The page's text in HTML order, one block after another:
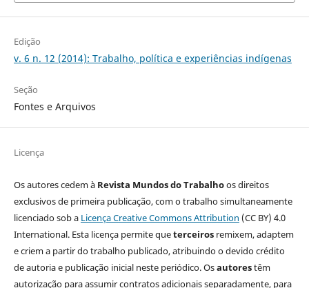
Edição
v. 6 n. 12 (2014): Trabalho, política e experiências indígenas
Seção
Fontes e Arquivos
Licença
Os autores cedem à Revista Mundos do Trabalhoos direitos
exclusivos de primeira publicação, com o trabalho simultaneamente
licenciado sob a Licença Creative Commons Attribution (CC BY) 4.0
International. Esta licença permite queterceirosremixem, adaptem
e criem a partir do trabalho publicado, atribuindo o devido crédito
de autoria e publicação inicial neste periódico. Osautorestêm
autorização para assumir contratos adicionais separadamente, para